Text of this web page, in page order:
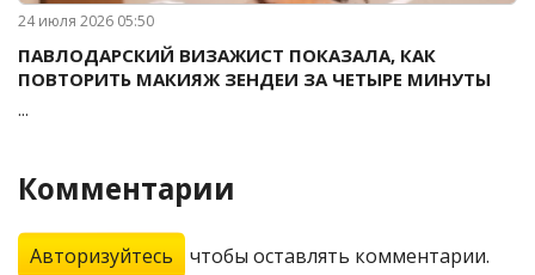
24 июля 2026 05:50
ПАВЛОДАРСКИЙ ВИЗАЖИСТ ПОКАЗАЛА, КАК
ПОВТОРИТЬ МАКИЯЖ ЗЕНДЕИ ЗА ЧЕТЫРЕ МИНУТЫ
...
Комментарии
Авторизуйтесь чтобы оставлять комментарии.